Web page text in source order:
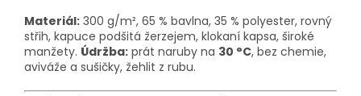
Materiál: 300 g/m², 65 % bavlna, 35 % polyester, rovný
střih, kapuce podšitá žerzejem, klokaní kapsa, široké
manžety. Údržba: prát naruby na 30 °C, bez chemie,
aviváže a sušičky, žehlit z rubu.